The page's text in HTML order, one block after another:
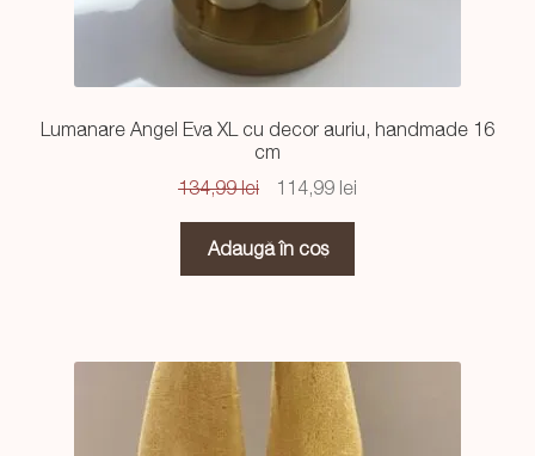
Lumanare Angel Eva XL cu decor auriu, handmade 16
cm
134,99lei
Prețul
a
fost:
114,99 leiPrețul
Adaugă în coș